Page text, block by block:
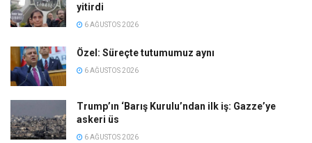
yitirdi
6 AĞUSTOS 2026
Özel: Süreçte tutumumuz aynı
6 AĞUSTOS 2026
Trump’ın ‘Barış Kurulu’ndan ilk iş: Gazze’ye
askeri üs
6 AĞUSTOS 2026